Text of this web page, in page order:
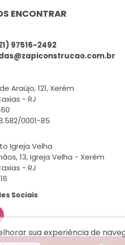
ENCONTRAR
97516-2492
Araújo, 121, Xerém
- RJ
0001-85
Igreja Velha
13, Igreja Velha - Xerém
- RJ
Sociais
sua experiência de